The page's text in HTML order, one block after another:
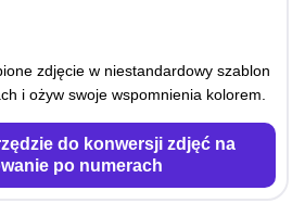
zdjęcie w niestandardowy szablon
i ożyw swoje wspomnienia kolorem.
do konwersji zdjęć na
po numerach